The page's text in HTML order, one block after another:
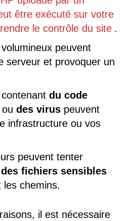
être exécuté sur votre
le contrôle du site .
peuvent
serveur et provoquer un
du code
ou des virus peuvent
infrastructure ou vos
peuvent tenter
des fichiers sensibles
les chemins.
il est nécessaire